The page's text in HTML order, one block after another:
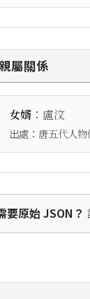
屬關係
女婿 ： 盧汶
出處： 唐五代人
要原始 JSON？